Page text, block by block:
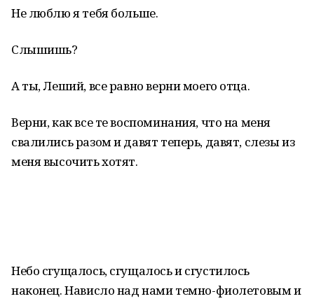
Не люблю я тебя больше.
Слышишь?
А ты, Леший, все равно верни моего отца.
Верни, как все те воспоминания, что на меня
свалились разом и давят теперь, давят, слезы из
меня высочить хотят.
Небо сгущалось, сгущалось и сгустилось
наконец. Нависло над нами темно-фиолетовым и